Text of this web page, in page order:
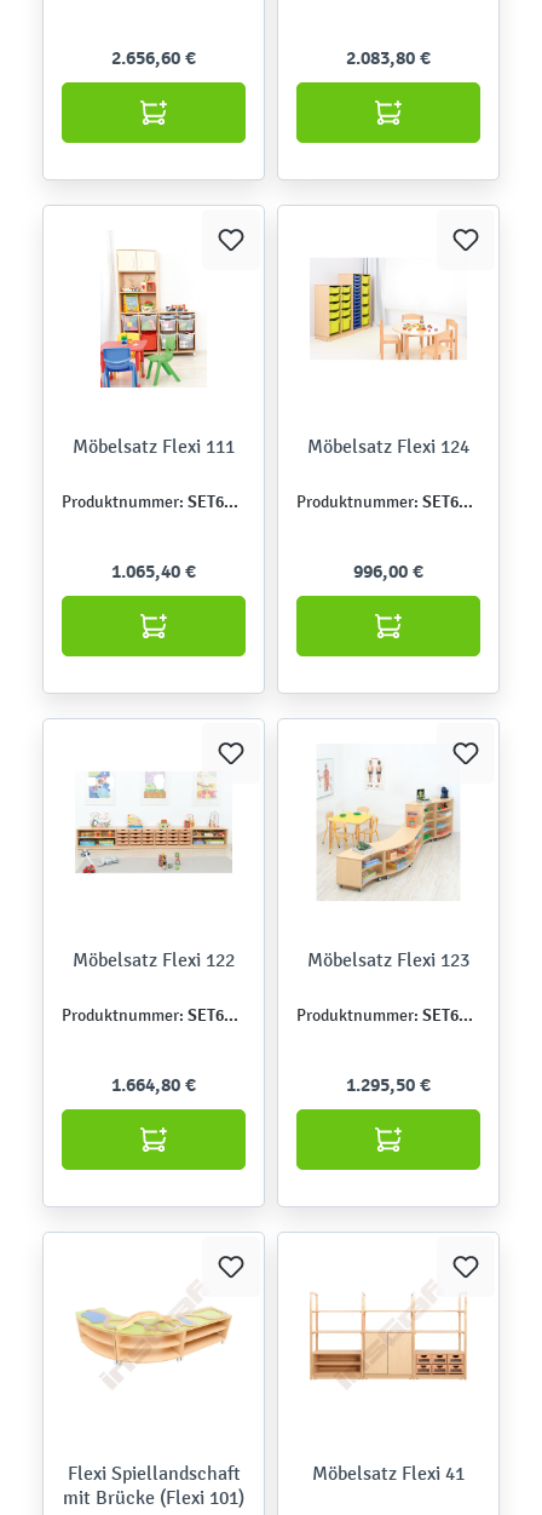
2.656,60 € 2.083,80 €
Möbelsatz Flexi 111
Produktnummer: SET6263
1.065,40 €
Möbelsatz Flexi 124
Produktnummer: SET6369
996,00 €
Möbelsatz Flexi 122
Produktnummer: SET6367
1.664,80 €
Möbelsatz Flexi 123
Produktnummer: SET6368
1.295,50 €
Flexi Spiellandschaft
mit Brücke (Flexi 101)
Möbelsatz Flexi 41